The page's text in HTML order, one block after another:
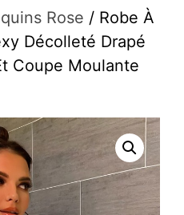
Rose / Robe À
Décolleté Drapé
Coupe Moulante